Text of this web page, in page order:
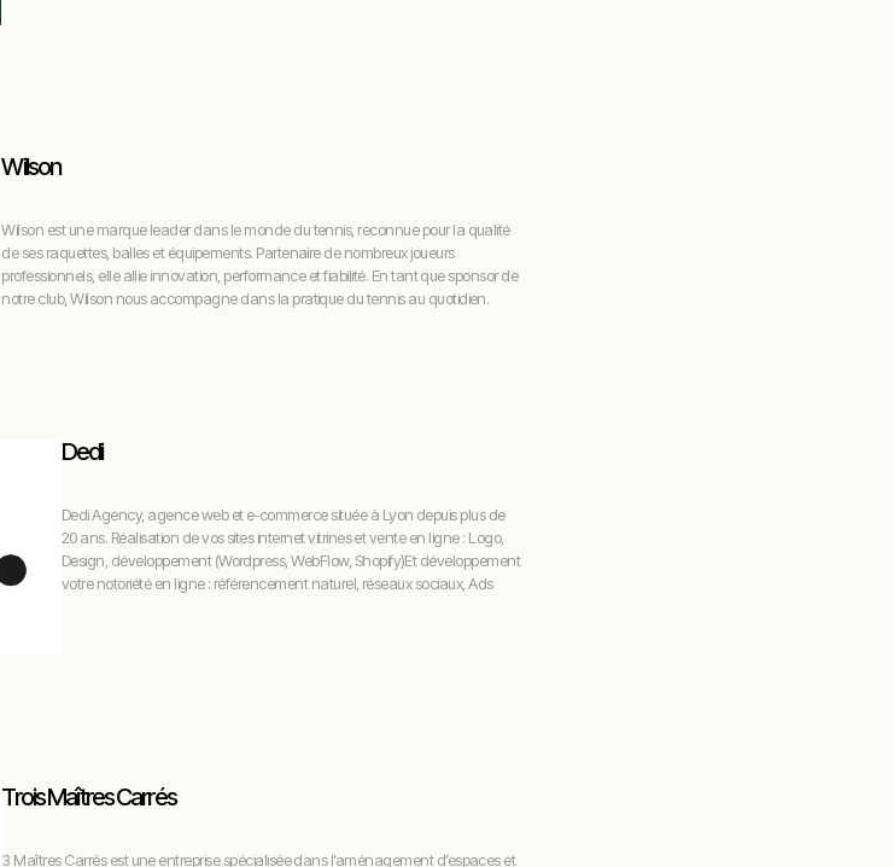
Wilson
Wilson est une marque leader dans le monde du tennis, reconnue pour la qualité
de ses raquettes, balles et équipements. Partenaire de nombreux joueurs
professionnels, elle allie innovation, performance et fiabilité. En tant que sponsor de
notre club, Wilson nous accompagne dans la pratique du tennis au quotidien.
Dedi
Dedi Agency, agence web et e-commerce située à Lyon depuis plus de
20 ans. Réalisation de vos sites internet vitrines et vente en ligne : Logo,
Design, développement (Wordpress, WebFlow, Shopify)Et développement
votre notoriété en ligne : référencement naturel, réseaux sociaux, Ads
Trois Maîtres Carrés
3 Maîtres Carrés est une entreprise spécialisée dans l’aménagement d’espaces et